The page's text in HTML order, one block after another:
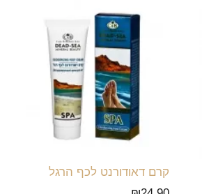
קרם דאודורנט לכף הרגל